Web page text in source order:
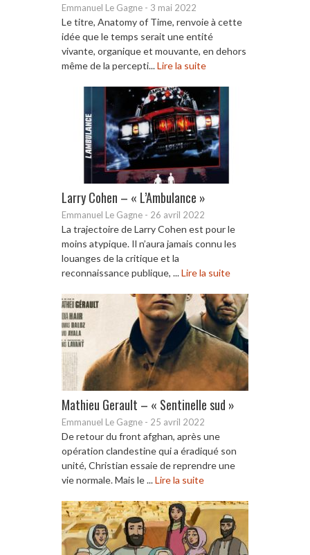
Emmanuel Le Gagne - 3 mai 2022
Le titre, Anatomy of Time, renvoie à cette
idée que le temps serait une entité
vivante, organique et mouvante, en dehors
même de la percepti...Lire la suite
Larry Cohen – « L’Ambulance »
Emmanuel Le Gagne - 26 avril 2022
La trajectoire de Larry Cohen est pour le
moins atypique. Il n’aura jamais connu les
louanges de la critique et la
reconnaissance publique, ...Lire la suite
Mathieu Gerault – « Sentinelle sud »
Emmanuel Le Gagne - 25 avril 2022
De retour du front afghan, après une
opération clandestine qui a éradiqué son
unité, Christian essaie de reprendre une
vie normale. Mais le ...Lire la suite